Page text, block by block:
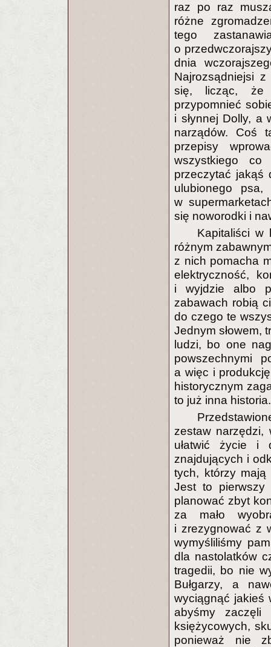
raz po raz
różne
tego
o
dnia
Najrozsądniejsi
się, licząc, że
przypomnieć
i słynnej Dolly, a
narządów. Coś
przepisy
wszystkiego
przeczytać jakąś
ulubionego
w
się noworodki i
Kapitaliści w
różnym
z nich pomacha
elektryczność,
i wyjdzie albo
zabawach robią
do czego te
Jednym słowem,
ludzi, bo one
powszechnymi
a więc i
historycznym
to już inna historia.
zestaw narzędzi,
ułatwić życie i
znajdujących i
tych, którzy mają
Jest to pierwszy
planować zbyt
za mało
i zrezygnować z
wymyśliliśmy
dla nastolatków
tragedii, bo nie
Bułgarzy, a
wyciągnąć jakieś
abyśmy zaczęli
księżycowych,
ponieważ nie